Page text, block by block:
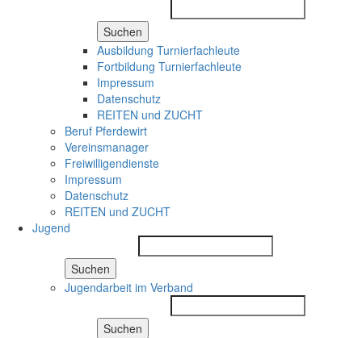
Suchen
Ausbildung Turnierfachleute
Fortbildung Turnierfachleute
Impressum
Datenschutz
REITEN und ZUCHT
Beruf Pferdewirt
Vereinsmanager
Freiwilligendienste
Impressum
Datenschutz
REITEN und ZUCHT
Jugend
Suchen
Jugendarbeit im Verband
Suchen